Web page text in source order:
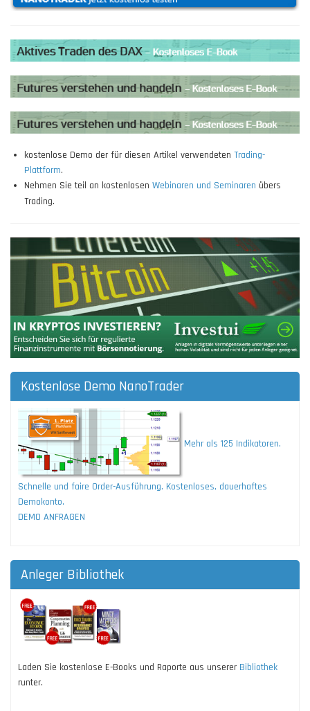
kostenlose Demo der für diesen Artikel verwendeten Trading-
Plattform.
Nehmen Sie teil an kostenlosen Webinaren und Seminaren übers
Trading.
Kostenlose Demo NanoTrader
Mehr als 125 Indikatoren.
Schnelle und faire Order-Ausführung. Kostenloses, dauerhaftes
Demokonto.
DEMO ANFRAGEN
Anleger Bibliothek
Laden Sie kostenlose E-Books und Raporte aus unserer Bibliothek
runter.